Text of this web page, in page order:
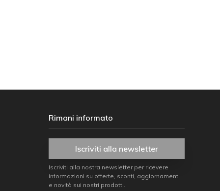
Rimani informato
Iscriviti alla newsletter
Iscriviti alla nostra newsletter per ricevere
informazioni su offerte, sconti, aggiornamenti
e novità sui nostri prodotti.